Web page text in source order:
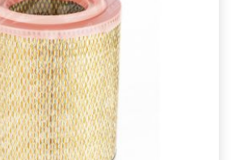
Ver producto